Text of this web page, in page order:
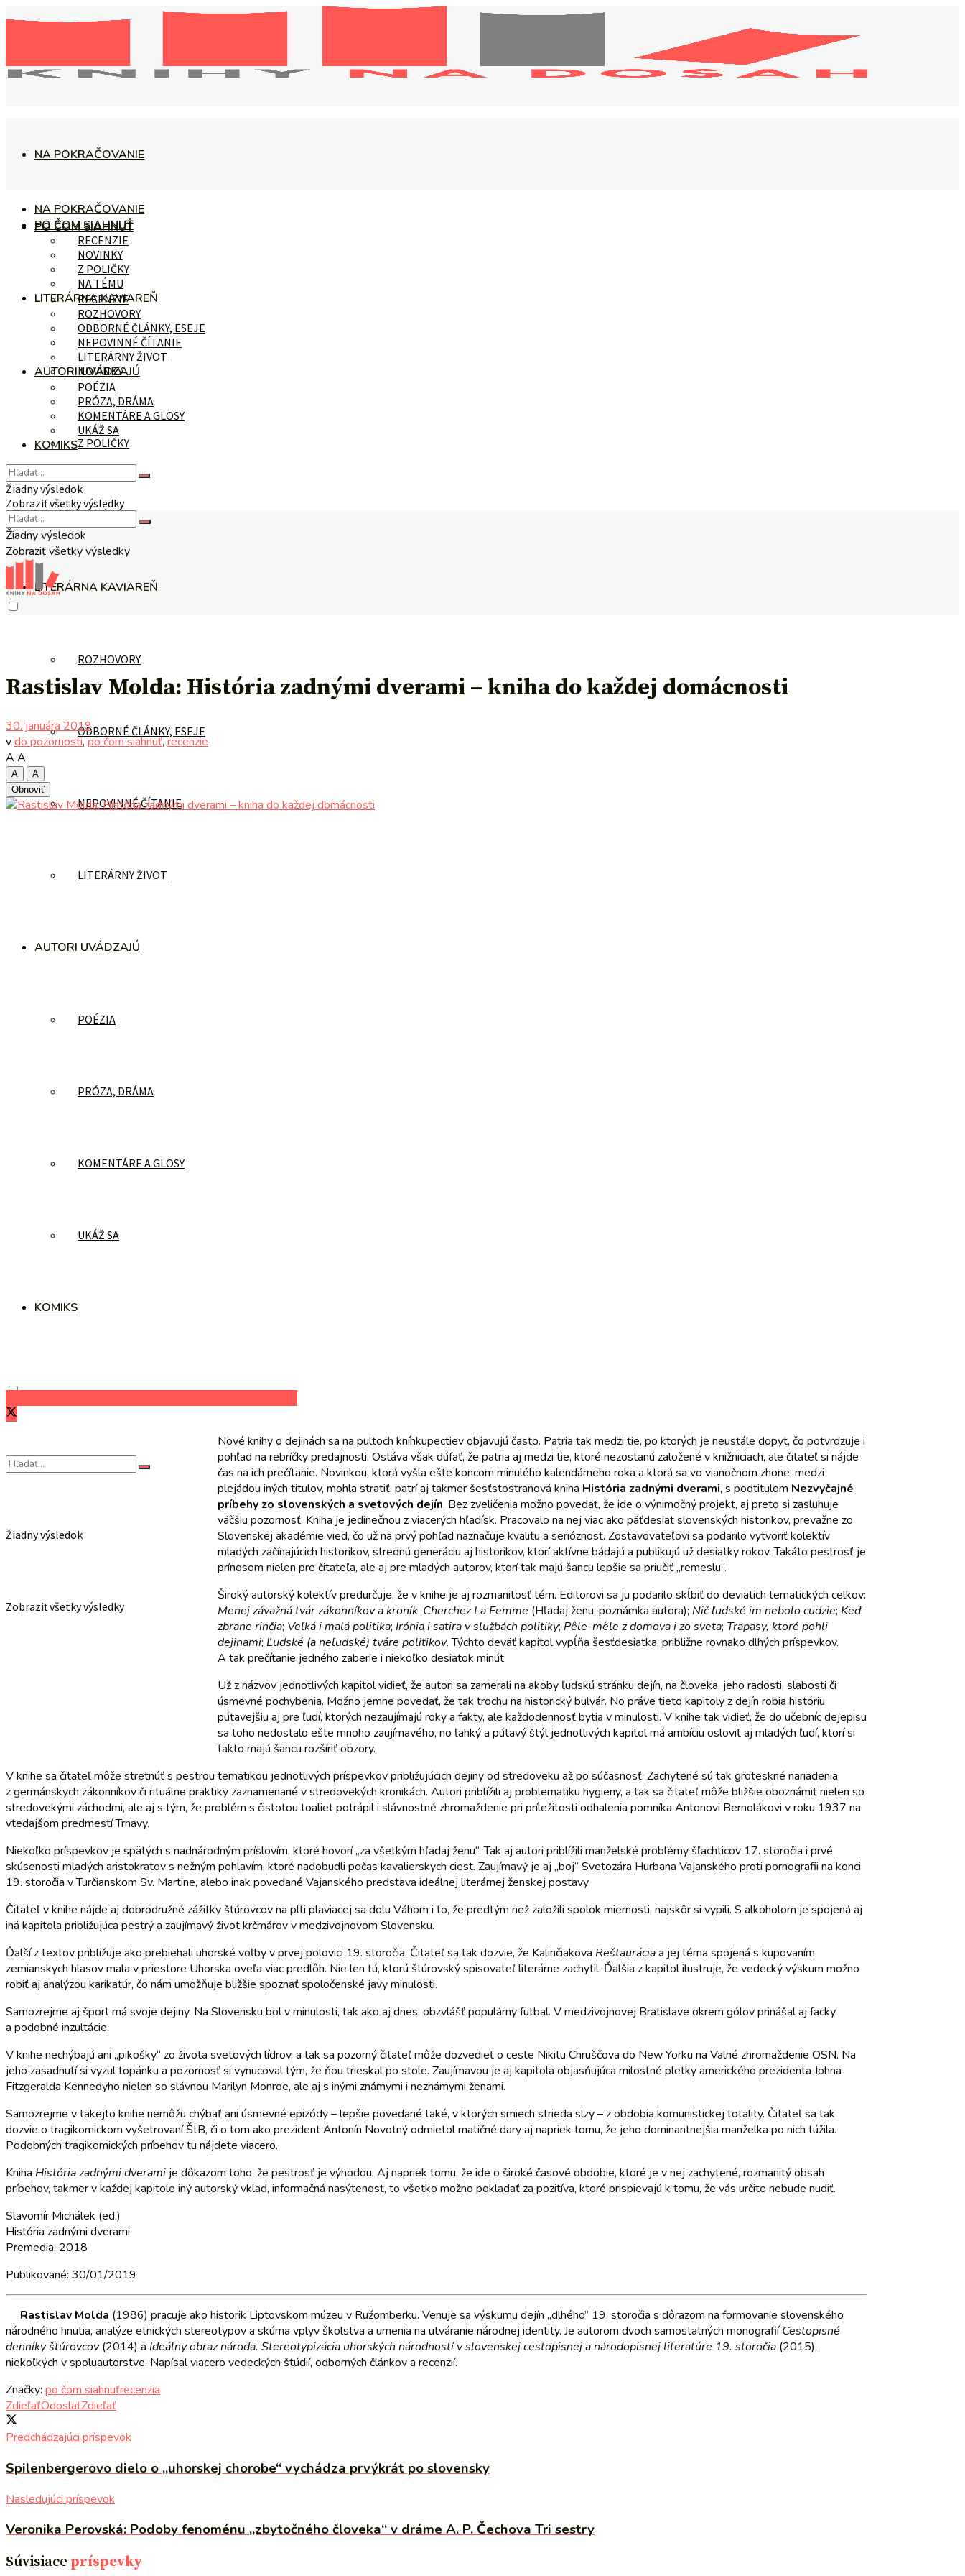
NA POKRAČOVANIE
PO ČOM SIAHNUŤ
RECENZIE
NOVINKY
Z POLIČKY
NA TÉMU
LITERÁRNA KAVIAREŇ
ROZHOVORY
ODBORNÉ ČLÁNKY, ESEJE
NEPOVINNÉ ČÍTANIE
LITERÁRNY ŽIVOT
AUTORI UVÁDZAJÚ
POÉZIA
PRÓZA, DRÁMA
KOMENTÁRE A GLOSY
UKÁŽ SA
KOMIKS
Žiadny výsledok
Zobraziť všetky výsledky
NA POKRAČOVANIE
PO ČOM SIAHNUŤ
RECENZIE
NOVINKY
Z POLIČKY
NA TÉMU
LITERÁRNA KAVIAREŇ
ROZHOVORY
ODBORNÉ ČLÁNKY, ESEJE
NEPOVINNÉ ČÍTANIE
LITERÁRNY ŽIVOT
AUTORI UVÁDZAJÚ
POÉZIA
PRÓZA, DRÁMA
KOMENTÁRE A GLOSY
UKÁŽ SA
KOMIKS
Žiadny výsledok
Zobraziť všetky výsledky
Žiadny výsledok
Zobraziť všetky výsledky
Rastislav Molda: História zadnými dverami – kniha do každej domácnosti
30. januára 2019
vdo pozornosti,po čom siahnuť,recenzie
A A
A
A
Obnoviť
Nové knihy o dejinách sa na pultoch kníhkupectiev objavujú často. Patria tak medzi tie, po ktorých je neustále dopyt, čo potvrdzuje i
pohľad na rebríčky predajnosti. Ostáva však dúfať, že patria aj medzi tie, ktoré nezostanú založené v knižniciach, ale čitateľ si nájde
čas na ich prečítanie. Novinkou, ktorá vyšla ešte koncom minulého kalendárneho roka a ktorá sa vo vianočnom zhone, medzi
plejádou iných titulov, mohla stratiť, patrí aj takmer šesťstostranová kniha História zadnými dverami, s podtitulom Nezvyčajné
príbehy zo slovenských a svetových dejín. Bez zveličenia možno povedať, že ide o výnimočný projekt, aj preto si zasluhuje
väčšiu pozornosť. Kniha je jedinečnou z viacerých hľadísk. Pracovalo na nej viac ako päťdesiat slovenských historikov, prevažne zo
Slovenskej akadémie vied, čo už na prvý pohľad naznačuje kvalitu a serióznosť. Zostavovateľovi sa podarilo vytvoriť kolektív
mladých začínajúcich historikov, strednú generáciu aj historikov, ktorí aktívne bádajú a publikujú už desiatky rokov. Takáto pestrosť je
prínosom nielen pre čitateľa, ale aj pre mladých autorov, ktorí tak majú šancu lepšie sa priučiť „remeslu“.
Široký autorský kolektív predurčuje, že v knihe je aj rozmanitosť tém. Editorovi sa ju podarilo skĺbiť do deviatich tematických celkov:
Menej závažná tvár zákonníkov a kroník; Cherchez La Femme (Hľadaj ženu, poznámka autora); Nič ľudské im nebolo cudzie; Keď
zbrane rinčia; Veľká i malá politika; Irónia i satira v službách politiky; Pêle-mêle z domova i zo sveta; Trapasy, ktoré pohli
dejinami; Ľudské (a neľudské) tváre politikov. Týchto deväť kapitol vypĺňa šesťdesiatka, približne rovnako dlhých príspevkov.
A tak prečítanie jedného zaberie i niekoľko desiatok minút.
Už z názvov jednotlivých kapitol vidieť, že autori sa zamerali na akoby ľudskú stránku dejín, na človeka, jeho radosti, slabosti či
úsmevné pochybenia. Možno jemne povedať, že tak trochu na historický bulvár. No práve tieto kapitoly z dejín robia históriu
pútavejšiu aj pre ľudí, ktorých nezaujímajú roky a fakty, ale každodennosť bytia v minulosti. V knihe tak vidieť, že do učebníc dejepisu
sa toho nedostalo ešte mnoho zaujímavého, no ľahký a pútavý štýl jednotlivých kapitol má ambíciu osloviť aj mladých ľudí, ktorí si
takto majú šancu rozšíriť obzory.
V knihe sa čitateľ môže stretnúť s pestrou tematikou jednotlivých príspevkov približujúcich dejiny od stredoveku až po súčasnosť. Zachytené sú tak groteskné nariadenia
z germánskych zákonníkov či rituálne praktiky zaznamenané v stredovekých kronikách. Autori priblížili aj problematiku hygieny, a tak sa čitateľ môže bližšie oboznámiť nielen so
stredovekými záchodmi, ale aj s tým, že problém s čistotou toaliet potrápil i slávnostné zhromaždenie pri príležitosti odhalenia pomníka Antonovi Bernolákovi v roku 1937 na
vtedajšom predmestí Trnavy.
Niekoľko príspevkov je spätých s nadnárodným príslovím, ktoré hovorí „za všetkým hľadaj ženu“. Tak aj autori priblížili manželské problémy šľachticov 17. storočia i prvé
skúsenosti mladých aristokratov s nežným pohlavím, ktoré nadobudli počas kavalierskych ciest. Zaujímavý je aj „boj“ Svetozára Hurbana Vajanského proti pornografii na konci
19. storočia v Turčianskom Sv. Martine, alebo inak povedané Vajanského predstava ideálnej literárnej ženskej postavy.
Čitateľ v knihe nájde aj dobrodružné zážitky štúrovcov na plti plaviacej sa dolu Váhom i to, že predtým než založili spolok miernosti, najskôr si vypili. S alkoholom je spojená aj
iná kapitola približujúca pestrý a zaujímavý život krčmárov v medzivojnovom Slovensku.
Ďalší z textov približuje ako prebiehali uhorské voľby v prvej polovici 19. storočia. Čitateľ sa tak dozvie, že Kalinčiakova Reštauráciaa jej téma spojená s kupovaním
zemianskych hlasov mala v priestore Uhorska oveľa viac predlôh. Nie len tú, ktorú štúrovský spisovateľ literárne zachytil. Ďalšia z kapitol ilustruje, že vedecký výskum možno
robiť aj analýzou karikatúr, čo nám umožňuje bližšie spoznať spoločenské javy minulosti.
Samozrejme aj šport má svoje dejiny. Na Slovensku bol v minulosti, tak ako aj dnes, obzvlášť populárny futbal. V medzivojnovej Bratislave okrem gólov prinášal aj facky
a podobné inzultácie.
V knihe nechýbajú ani „pikošky“ zo života svetových lídrov, a tak sa pozorný čitateľ môže dozvedieť o ceste Nikitu Chruščova do New Yorku na Valné zhromaždenie OSN. Na
jeho zasadnutí si vyzul topánku a pozornosť si vynucoval tým, že ňou trieskal po stole. Zaujímavou je aj kapitola objasňujúca milostné pletky amerického prezidenta Johna
Fitzgeralda Kennedyho nielen so slávnou Marilyn Monroe, ale aj s inými známymi i neznámymi ženami.
Samozrejme v takejto knihe nemôžu chýbať ani úsmevné epizódy – lepšie povedané také, v ktorých smiech strieda slzy – z obdobia komunistickej totality. Čitateľ sa tak
dozvie o tragikomickom vyšetrovaní ŠtB, či o tom ako prezident Antonín Novotný odmietol matičné dary aj napriek tomu, že jeho dominantnejšia manželka po nich túžila.
Podobných tragikomických príbehov tu nájdete viacero.
Kniha História zadnými dverami je dôkazom toho, že pestrosť je výhodou. Aj napriek tomu, že ide o široké časové obdobie, ktoré je v nej zachytené, rozmanitý obsah
príbehov, takmer v každej kapitole iný autorský vklad, informačná nasýtenosť, to všetko možno pokladať za pozitíva, ktoré prispievajú k tomu, že vás určite nebude nudiť.
Slavomír Michálek (ed.)
História zadnými dverami
Premedia, 2018
Publikované: 30/01/2019
Rastislav Molda (1986) pracuje ako historik Liptovskom múzeu v Ružomberku. Venuje sa výskumu dejín „dlhého” 19. storočia s dôrazom na formovanie slovenského
národného hnutia, analýze etnických stereotypov a skúma vplyv školstva a umenia na utváranie národnej identity. Je autorom dvoch samostatných monografiíCestopisné
denníky štúrovcov(2014) a Ideálny obraz národa. Stereotypizácia uhorských národností v slovenskej cestopisnej a národopisnej literatúre 19. storočia (2015),
niekoľkých v spoluautorstve. Napísal viacero vedeckých štúdií, odborných článkov a recenzií.
Značky: po čom siahnuťrecenzia
ZdieľaťOdoslaťZdieľať
Predchádzajúci príspevok
Spilenbergerovo dielo o „uhorskej chorobe“ vychádza prvýkrát po slovensky
Nasledujúci príspevok
Veronika Perovská: Podoby fenoménu „zbytočného človeka“ v dráme A. P. Čechova Tri sestry
Súvisiace príspevky